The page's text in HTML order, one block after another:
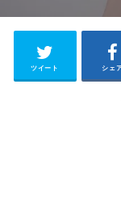
ツイート シェ